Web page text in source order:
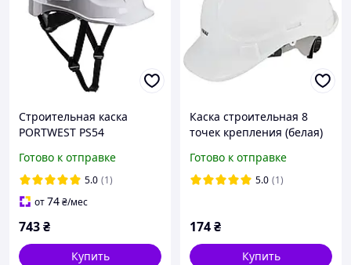
Строительная каска
PORTWEST PS54
Готово к отправке
5.0 (1)
от74₴/мес
743₴
Купить
Каска строительная 8
точек крепления (белая)
Готово к отправке
5.0 (1)
174₴
Купить